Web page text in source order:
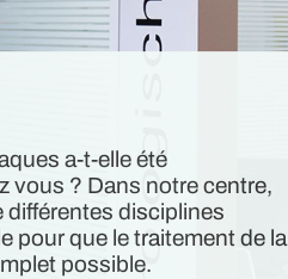
a-t-elle été
vous ? Dans notre centre,
différentes disciplines
pour que le traitement de la
possible.